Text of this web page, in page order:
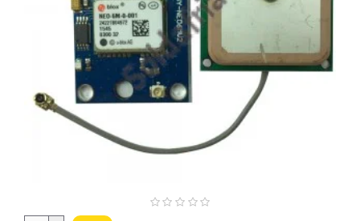
(datasheet) de cada módulo antes da compra para garantir a
compatibilidade com seu projeto. Utilize a Lei de Ohm (V=R.I)
para calcular a corrente e resistência necessárias para
alimentar corretamente o módulo.
A manipulação de aparelhos eletrônicos
energizados pode causar choques elétricos. Tome precauções
adequadas de segurança.